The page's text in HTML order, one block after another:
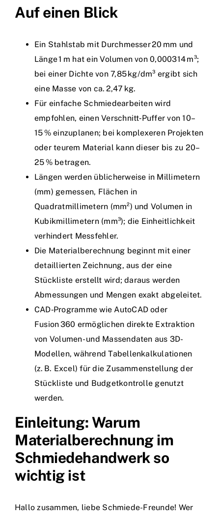
Auf einen Blick
Ein Stahlstab mit Durchmesser 20 mm und
Länge 1 m hat ein Volumen von 0,000314 m³;
bei einer Dichte von 7,85 kg/dm³ ergibt sich
eine Masse von ca. 2,47 kg.
Für einfache Schmiedearbeiten wird
empfohlen, einen Verschnitt‑Puffer von 10–
15 % einzuplanen; bei komplexeren Projekten
oder teurem Material kann dieser bis zu 20–
25 % betragen.
Längen werden üblicherweise in Millimetern
(mm) gemessen, Flächen in
Quadratmillimetern (mm²) und Volumen in
Kubikmillimetern (mm³); die Einheitlichkeit
verhindert Messfehler.
Die Materialberechnung beginnt mit einer
detaillierten Zeichnung, aus der eine
Stückliste erstellt wird; daraus werden
Abmessungen und Mengen exakt abgeleitet.
CAD‑Programme wie AutoCAD oder
Fusion 360 ermöglichen direkte Extraktion
von Volumen- und Massendaten aus 3D-
Modellen, während Tabellenkalkulationen
(z. B. Excel) für die Zusammenstellung der
Stückliste und Budgetkontrolle genutzt
werden.
Einleitung: Warum
Materialberechnung im
Schmiedehandwerk so
wichtig ist
Hallo zusammen, liebe Schmiede-Freunde! Wer